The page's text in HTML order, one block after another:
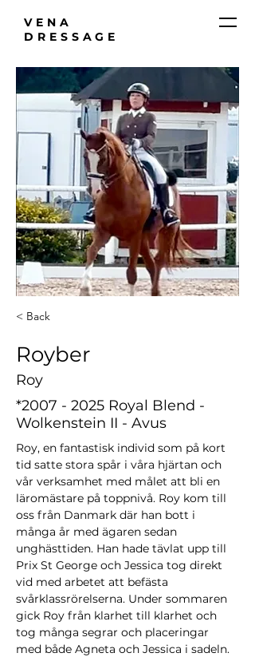
VENA
DRESSAGE
< Back
Royber
Roy
*2007 - 2025 Royal Blend -
Wolkenstein II - Avus
Roy, en fantastisk individ som på kort
tid satte stora spår i våra hjärtan och
vår verksamhet med målet att bli en
läromästare på toppnivå. Roy kom till
oss från Danmark där han bott i
många år med ägaren sedan
unghästtiden. Han hade tävlat upp till
Prix St George och Jessica tog direkt
vid med arbetet att befästa
svårklassrörelserna. Under sommaren
gick Roy från klarhet till klarhet och
tog många segrar och placeringar
med både Agneta och Jessica i sadeln.